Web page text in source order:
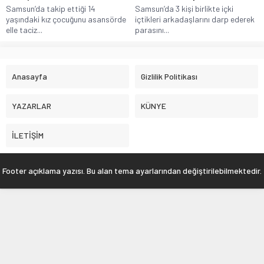
Samsun’da takip ettiği 14
yaşındaki kız çocuğunu asansörde
elle taciz...
Samsun’da 3 kişi birlikte içki
içtikleri arkadaşlarını darp ederek
parasını...
Anasayfa Gizlilik Politikası
YAZARLAR KÜNYE
İLETİŞİM
Footer açıklama yazısı. Bu alan tema ayarlarından değiştirilebilmektedir.